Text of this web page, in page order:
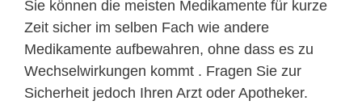
Sie können die meisten Medikamente für kurze
Zeit sicher im selben Fach wie andere
Medikamente aufbewahren, ohne dass es zu
Wechselwirkungen kommt . Fragen Sie zur
Sicherheit jedoch Ihren Arzt oder Apotheker.